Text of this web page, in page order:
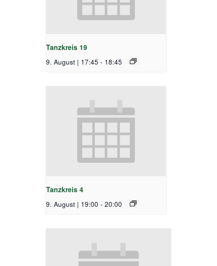
Tanzkreis 19
9. August | 17:45 - 18:45
Tanzkreis 4
9. August | 19:00 - 20:00